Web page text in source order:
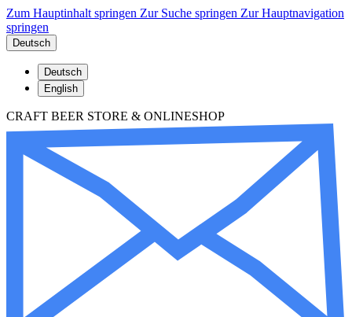
Zum Hauptinhalt springen Zur Suche springen Zur Hauptnavigation
springen
Deutsch
Deutsch
English
CRAFT BEER STORE & ONLINESHOP